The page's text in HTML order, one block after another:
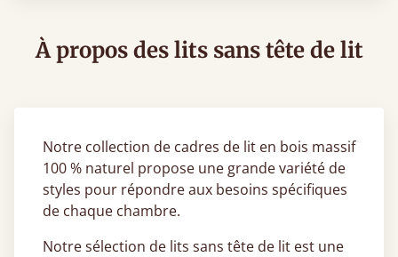
À propos des lits sans tête de lit
Notre collection de cadres de lit en bois massif
100 % naturel propose une grande variété de
styles pour répondre aux besoins spécifiques
de chaque chambre.
Notre sélection de lits sans tête de lit est une